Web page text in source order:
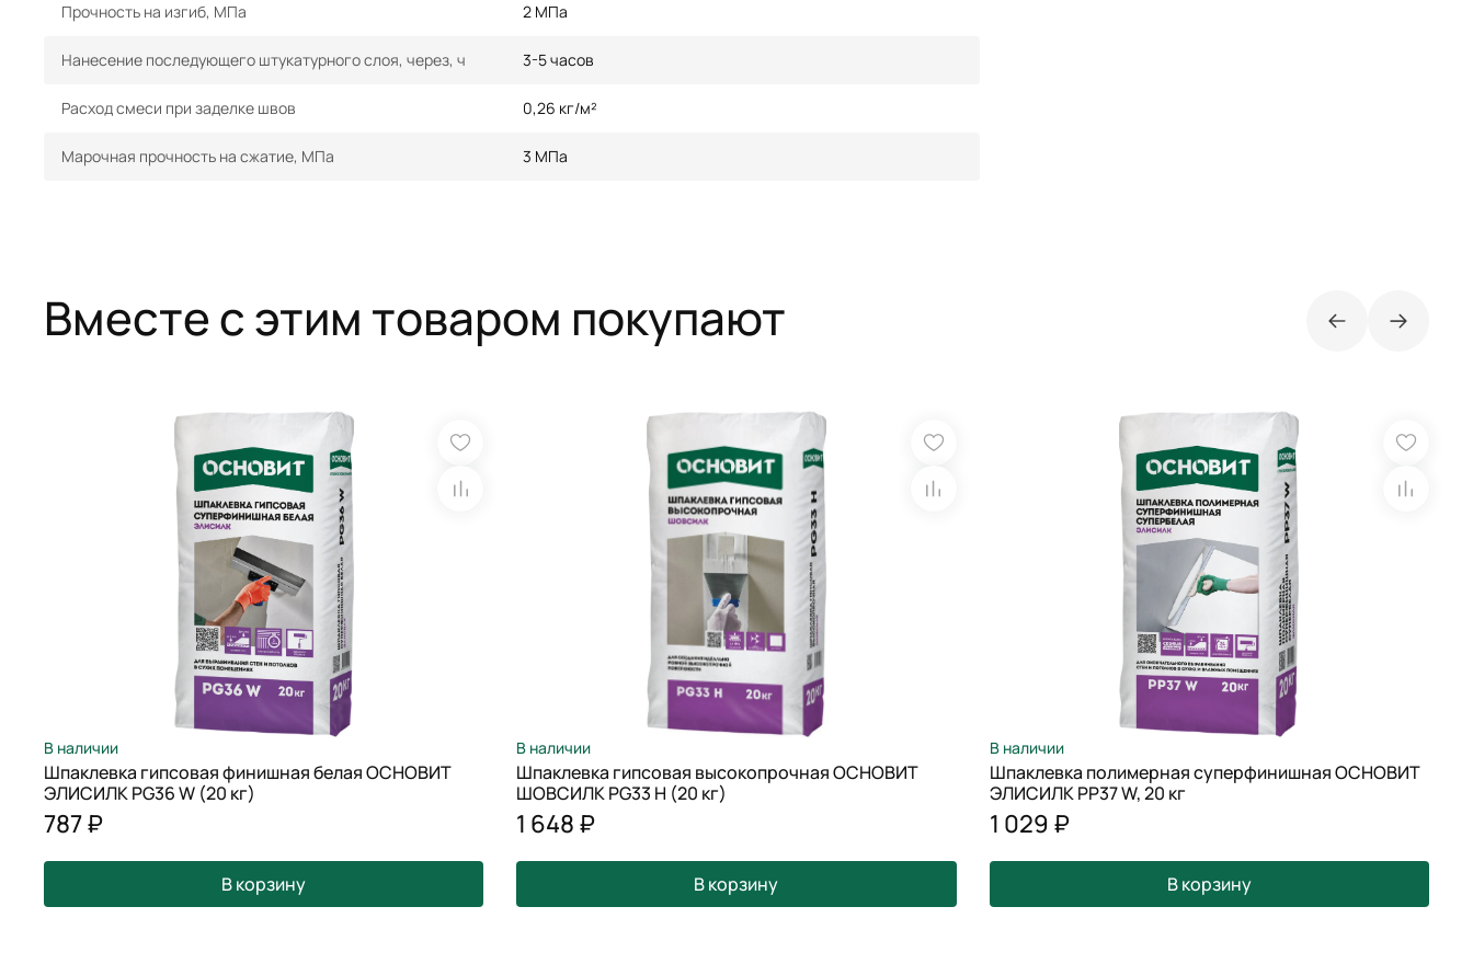
Прочность на изгиб, МПа 2 МПа
Нанесение последующего штукатурного слоя, через, ч 3-5 часов
Расход смеси при заделке швов 0,26 кг/м²
Марочная прочность на сжатие, МПа 3 МПа
Вместе с этим товаром покупают
В наличии
Шпаклевка гипсовая финишная белая ОСНОВИТ
ЭЛИСИЛК PG36 W (20 кг)
787 ₽
В корзину
В наличии
Шпаклевка гипсовая высокопрочная ОСНОВИТ
ШОВСИЛК PG33 H (20 кг)
1 648 ₽
В корзину
В наличии
Шпаклевка полимерная суперфинишная ОСНОВИТ
ЭЛИСИЛК РР37 W, 20 кг
1 029 ₽
В корзину